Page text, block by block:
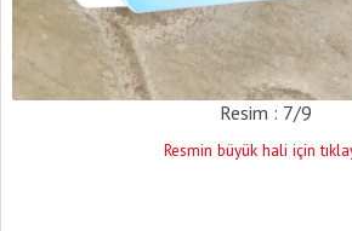
Resim : 7/9
Resmin büyük hali için